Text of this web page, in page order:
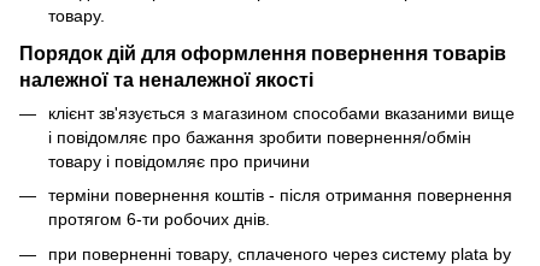
товару.
Порядок дій для оформлення повернення товарів
належної та неналежної якості
клієнт зв'язується з магазином способами вказаними вище
і повідомляє про бажання зробити повернення/обмін
товару і повідомляє про причини
терміни повернення коштів - після отримання повернення
протягом 6-ти робочих днів.
при поверненні товару, сплаченого через систему plata by